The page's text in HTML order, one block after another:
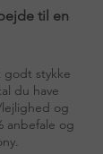
til en
godt stykke
du have
og
anbefale og